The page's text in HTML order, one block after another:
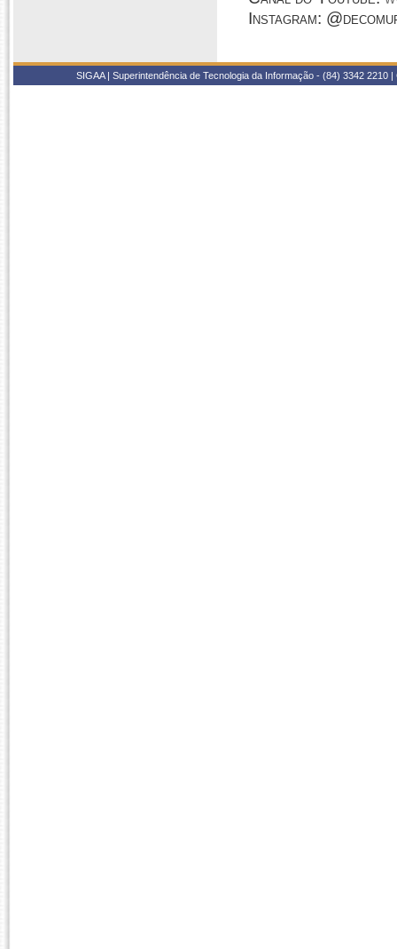
Instagram:
SIGAA | Superintendência de Tecnologia da Informação - (84) 3342